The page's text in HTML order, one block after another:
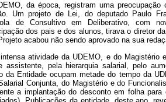
da época, registram uma
Um projeto de Lei, do deputado Paulo
de Consultivo em Deliberativo, com
dos pais e dos alunos, tirava o diretor
acabou não sendo aprovado na sua
atividade da UDEMO, e do Magistério
assistente, pela hierarquia salarial, pelo
da Entidade ocupam metade do tempo da
Conjunta, do Magistério e do
a implantação do desconto em folha